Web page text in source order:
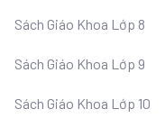
Sách Giáo Khoa Lớp 8
Sách Giáo Khoa Lớp 9
Sách Giáo Khoa Lớp 10